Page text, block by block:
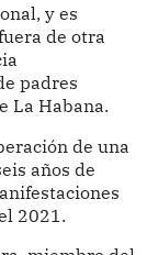
y es
de otra
padres
La Habana.
de una
años de
2021.